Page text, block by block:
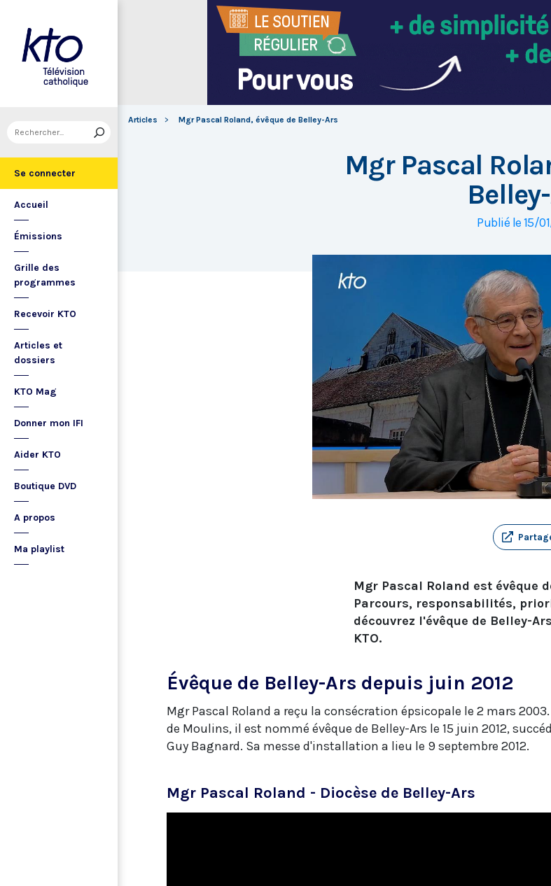
Se connecter
Accueil
Émissions
Grille des
programmes
Recevoir KTO
Articles et
dossiers
KTO Mag
Donner mon IFI
Aider KTO
Boutique DVD
A propos
Ma playlist
Articles Mgr Pascal Roland, évêque de Belley-Ars
Mgr Pascal
Publié le 15/
Mgr Pascal Roland est évêque
Parcours, responsabilités,
découvrez l'évêque de Belley-
KTO.
Évêque de Belley-Ars depuis juin 2012
Mgr Pascal Roland a reçu la consécration épsicopale le 2 mars 2003.
de Moulins, il est nommé évêque de Belley-Ars le 15 juin 2012,
Guy Bagnard. Sa messe d'installation a lieu le 9 septembre 2012.
Mgr Pascal Roland - Diocèse de Belley-Ars